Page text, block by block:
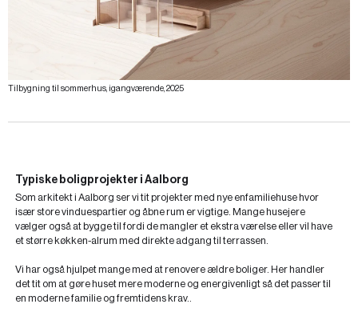
Tilbygning til sommerhus, igangværende, 2025
Typiske boligprojekter i Aalborg
Som arkitekt i Aalborg ser vi tit projekter med nye enfamiliehuse hvor
især store vinduespartier og åbne rum er vigtige. Mange husejere
vælger også at bygge til fordi de mangler et ekstra værelse eller vil have
et større køkken-alrum med direkte adgang til terrassen.
Vi har også hjulpet mange med at renovere ældre boliger. Her handler
det tit om at gøre huset mere moderne og energivenligt så det passer til
en moderne familie og fremtidens krav..